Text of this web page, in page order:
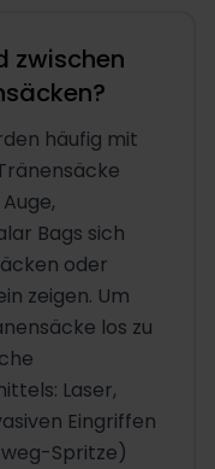
zwischen
häufig mit
Bags sich
oder
zeigen. Um
los zu
Laser,
Eingriffen
Spritze)